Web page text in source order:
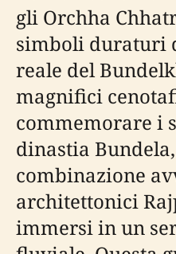
gli Orchha
simboli duraturi
reale del
magnifici
commemorare i
dinastia
combinazione
architettonici
immersi in un